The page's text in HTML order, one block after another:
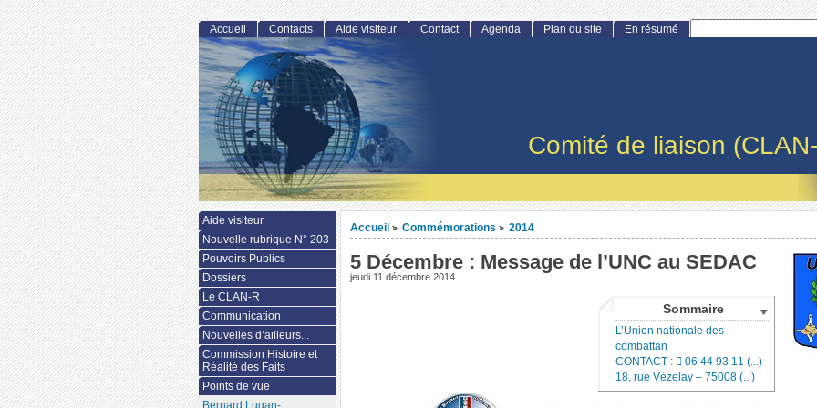
Comité de liaison
Accueil > Commémorations > 2014
5 Décembre : Message de l’UNC au SEDAC
jeudi 11 décembre 2014
Sommaire
L’Union nationale des
combattan
CONTACT :  06 44 93 11 (...)
18, rue Vézelay – 75008 (...)
Accueil Contacts Aide visiteur Contact Agenda Plan du site En résumé
Aide visiteur
Nouvelle rubrique N° 203
Pouvoirs Publics
Dossiers
Le CLAN-R
Communication
Nouvelles d’ailleurs...
Commission Histoire et
Réalité des Faits
Points de vue